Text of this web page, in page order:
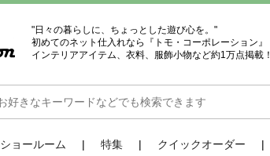
"日々の暮らしに、ちょっとした遊び心を。"
初めてのネット仕入れなら『トモ・コーポレーション』
インテリアアイテム、衣料、服飾小物など約1万点掲載！
ショールーム 特集 クイックオーダー